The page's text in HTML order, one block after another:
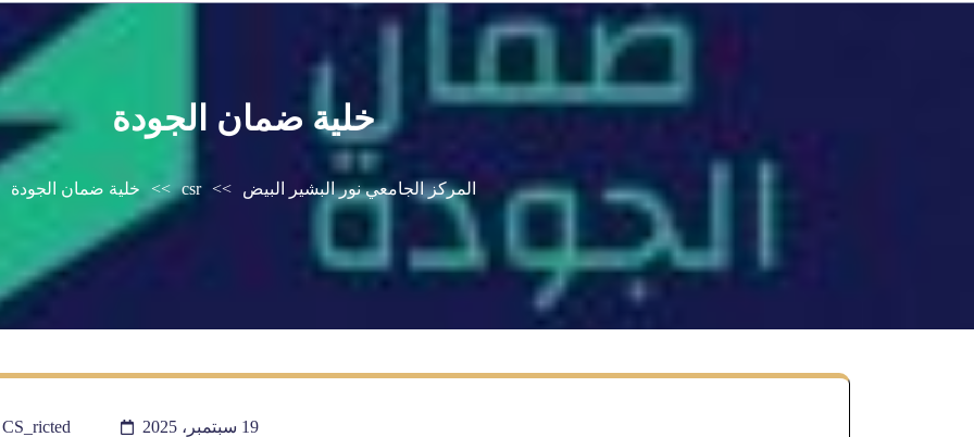
خلية ضمان الجودة
المركز الجامعي نور البشير البيض >>
csr
>> خلية ضمان الجودة
19 سبتمبر، 2025 CS_ricted